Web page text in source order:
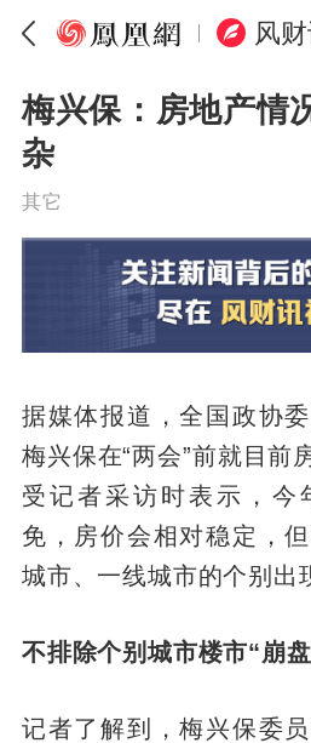
风
梅兴保：房地产情
杂
其它
据媒体报道，全国政协
梅兴保在“两会”前就目前
受记者采访时表示，今
免，房价会相对稳定，
城市、一线城市的个别出
不排除个别城市楼市“崩
记者了解到，梅兴保委